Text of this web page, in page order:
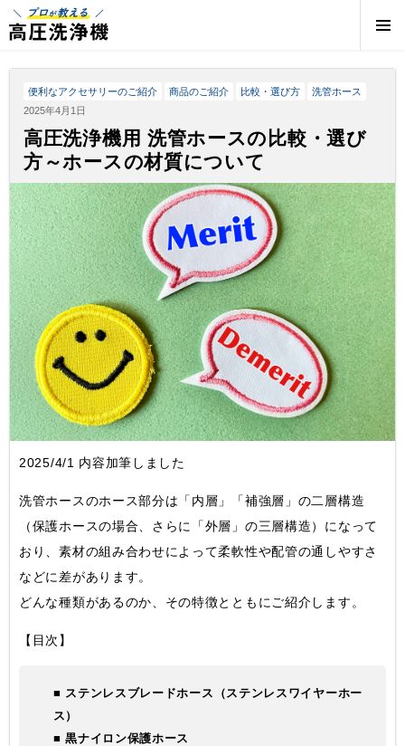
便利なアクセサリーのご紹介 商品のご紹介 比較・選び方
洗管ホース
2025年4月1日
高圧洗浄機用 洗管ホースの比較・選び
方～ホースの材質について
2025/4/1 内容加筆しました
洗管ホースのホース部分は「内層」「補強層」の二層構造
（保護ホースの場合、さらに「外層」の三層構造）になって
おり、素材の組み合わせによって柔軟性や配管の通しやすさ
などに差があります。
どんな種類があるのか、その特徴とともにご紹介します。
【目次】
■ ステンレスブレードホース（ステンレスワイヤーホー
ス）
■ 黒ナイロン保護ホース